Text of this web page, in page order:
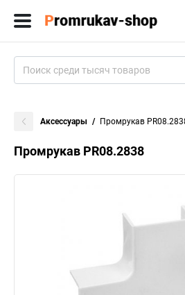
Аксессуары Промрукав
Промрукав PR08.2838